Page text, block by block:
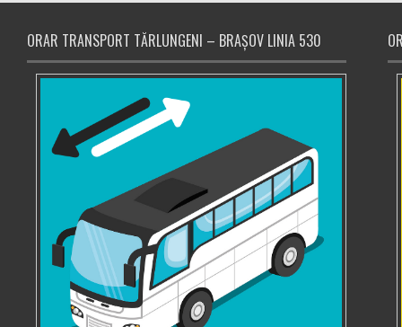
ORAR TRANSPORT TĂRLUNGENI – BRAȘOV LINIA 530